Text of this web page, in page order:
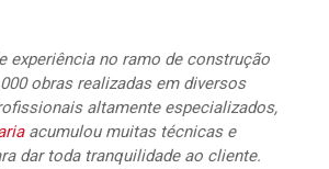
experiência no ramo de construção
obras realizadas em diversos
altamente especializados,
acumulou muitas técnicas e
dar toda tranquilidade ao cliente.